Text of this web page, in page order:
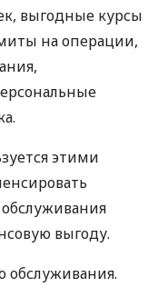
выгодные курсы
на операции,
этими
выгоду.
обслуживания.